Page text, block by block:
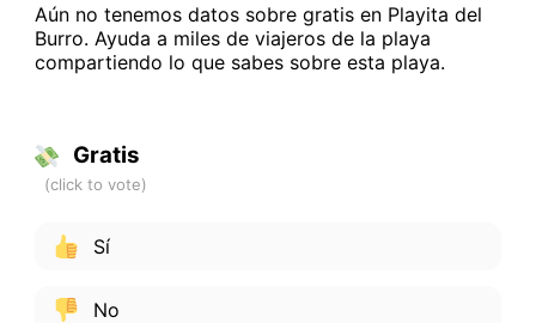
Aún no tenemos datos sobre gratis en Playita del
Burro. Ayuda a miles de viajeros de la playa
compartiendo lo que sabes sobre esta playa.
Gratis
Sí
No